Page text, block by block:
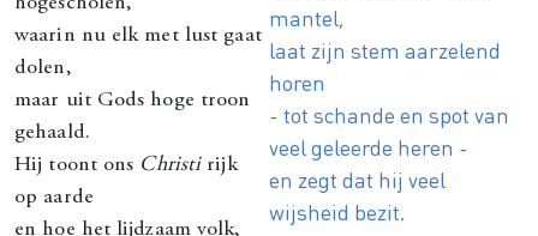
waarin nu elk met lust gaat
dolen,
maar uit Gods hoge troon
gehaald.
Hij toont ons Christirijk
op aarde
en hoe het lijdzaam volk,
mantel,
laat zijn stem aarzelend
horen
- tot schande en spot van
veel geleerde heren -
en zegt dat hij veel
wijsheid bezit.